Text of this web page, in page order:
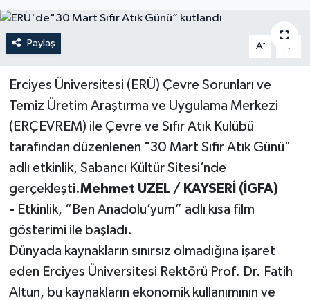
Paylaş A- A
Erciyes Üniversitesi (ERÜ) Çevre Sorunları ve
Temiz Üretim Araştırma ve Uygulama Merkezi
(ERÇEVREM) ile Çevre ve Sıfır Atık Kulübü
tarafından düzenlenen "30 Mart Sıfır Atık Günü"
adlı etkinlik, Sabancı Kültür Sitesi’nde
gerçekleşti.Mehmet UZEL / KAYSERİ (İGFA)
- Etkinlik, “Ben Anadolu’yum” adlı kısa film
gösterimi ile başladı.
Dünyada kaynakların sınırsız olmadığına işaret
eden Erciyes Üniversitesi Rektörü Prof. Dr. Fatih
Altun, bu kaynakların ekonomik kullanımının ve
Politika
Sağlık
Spor
Teknoloji